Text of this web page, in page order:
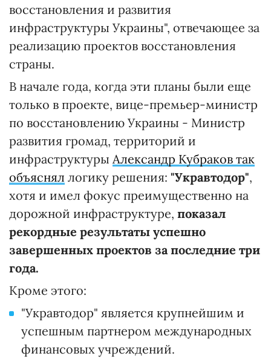
восстановления и развития
инфраструктуры Украины", отвечающее за
реализацию проектов восстановления
страны.
В начале года, когда эти планы были еще
только в проекте, вице-премьер-министр
по восстановлению Украины - Министр
развития громад, территорий и
инфраструктуры Александр Кубраков так
объяснял логику решения: "Укравтодор",
хотя и имел фокус преимущественно на
дорожной инфраструктуре, показал
рекордные результаты успешно
завершенных проектов за последние три
года.
Кроме этого:
"Укравтодор" является крупнейшим и
успешным партнером международных
финансовых учреждений.